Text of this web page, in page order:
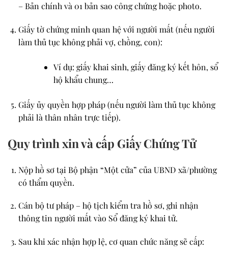
– Bản chính và01 bản sao công chứng hoặc photo.
Giấy tờ chứng minh quan hệ với người mất(nếu người
làm thủ tục không phải vợ, chồng, con):
Ví dụ: giấy khai sinh, giấy đăng ký kết hôn, sổ
hộ khẩu chung…
Giấy ủy quyền hợp pháp(nếu người làm thủ tục không
phải là thân nhân trực tiếp).
Quy trình xin và cấp Giấy Chứng Tử
Nộp hồ sơ tại Bộ phận “Một cửa” của UBND xã/phường
có thẩm quyền.
Cán bộ tư pháp – hộ tịch kiểm tra hồ sơ, ghi nhận
thông tin người mất vào Sổ đăng ký khai tử.
Sau khi xác nhận hợp lệ, cơ quan chức năng sẽ cấp: